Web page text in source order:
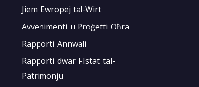
Jiem Ewropej tal-Wirt
Avvenimenti u Proġetti Oħra
Rapporti Annwali
Rapporti dwar l-Istat tal-
Patrimonju